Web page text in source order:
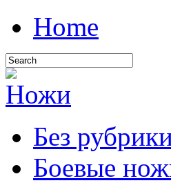
Home
Без
Боевые